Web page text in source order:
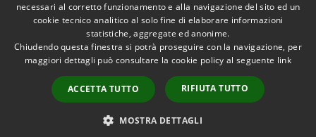
RSS
Accessibilità
Copyright © 2026 • Comune di
Rivanazzano Terme • Powered
byMunicipium
Accesso
redazione
necessari al corretto funzionamento e alla navigazione del sito ed un
cookie tecnico analitico al solo fine di elaborare informazioni
statistiche, aggregate ed anonime.
Chiudendo questa finestra si potrà proseguire con la navigazione, per
maggiori dettagli può consultare la cookie policy al seguente link
ACCETTA TUTTO RIFIUTA TUTTO
MOSTRA DETTAGLI